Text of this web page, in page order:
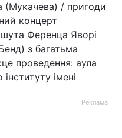
(Мукачева) / пригоди
концерт
Ференца Яворі
з багатьма
проведення: аула
імені
Реклама